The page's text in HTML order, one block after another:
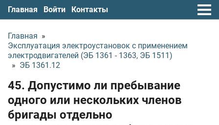
Главная Войти Контакты
Главная »
Эксплуатация электроустановок с применением
электродвигателей (ЭБ 1361 - 1363, ЭБ 1511)
» ЭБ 1361.12
45. Допустимо ли пребывание
одного или нескольких членов
бригады отдельно